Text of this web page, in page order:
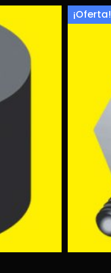
¡Oferta!